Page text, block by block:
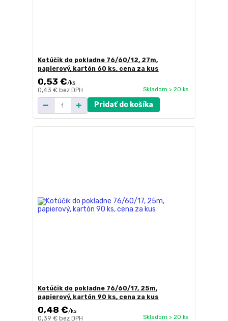
Kotúčik do pokladne 76/60/12, 27m,
papierový, kartón 60 ks, cena za kus
0,53 €/ks
0,43 € bez DPH Skladom > 20 ks
Pridať do košíka
Kotúčik do pokladne 76/60/17, 25m,
papierový, kartón 90 ks, cena za kus
0,48 €/ks
0,39 € bez DPH Skladom > 20 ks